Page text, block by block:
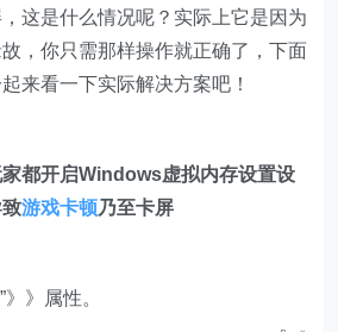
这是什么情况呢？实际上它是因为
，你只需那样操作就正确了，下面
来看一下实际解决方案吧！
开启Windows虚拟内存设置设
游戏卡顿乃至卡屏
》属性。